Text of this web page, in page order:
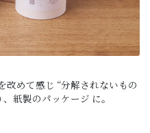
めて感じ “分解されないもの
紙製のパッケージ に。